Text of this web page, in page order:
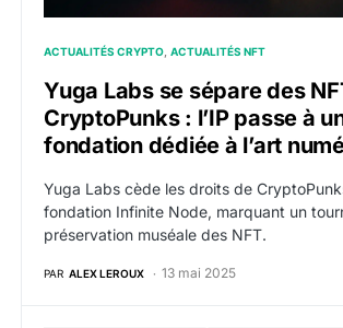
ACTUALITÉS CRYPTO ACTUALITÉS NFT
Yuga Labs se sépare des
CryptoPunks : l’IP passe à
fondation dédiée à l’art
Yuga Labs cède les droits de
fondation Infinite Node, marquant un
préservation muséale des NFT.
PAR ALEX LEROUX 13 mai 2025